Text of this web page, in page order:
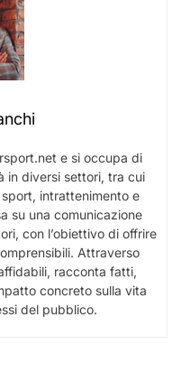
e si occupa di
in diversi settori, tra cui
intrattenimento e
su una comunicazione
con l’obiettivo di offrire
Attraverso
racconta fatti,
concreto sulla vita
del pubblico.